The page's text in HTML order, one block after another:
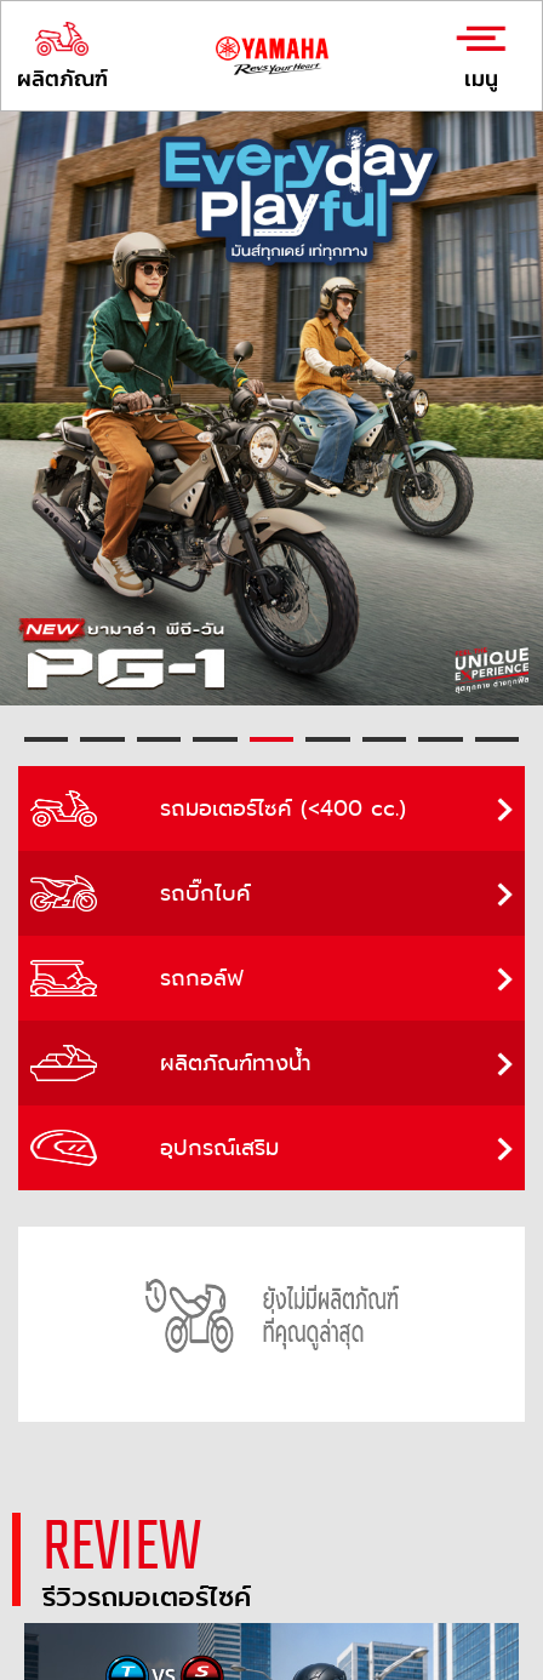
ผลิตภัณฑ์ เมนู
รถมอเตอร์ไซค์ (<400 cc.)
รถบิ๊กไบค์
รถกอล์ฟ
ผลิตภัณฑ์ทางน้ำ
อุปกรณ์เสริม
REVIEW
รีวิวรถมอเตอร์ไซค์